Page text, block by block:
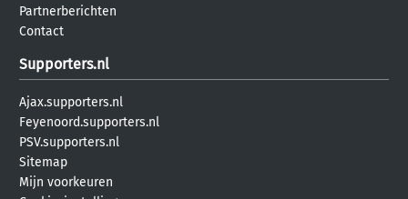
Partnerberichten
Contact
Supporters.nl
Ajax.supporters.nl
Feyenoord.supporters.nl
PSV.supporters.nl
Sitemap
Mijn voorkeuren